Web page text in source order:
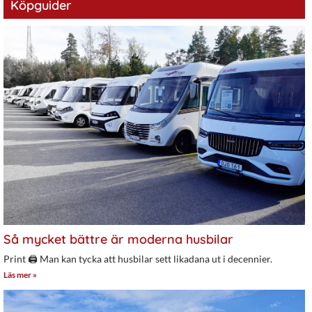
Köpguider
Så mycket bättre är moderna husbilar
Print 🖨 Man kan tycka att husbilar sett likadana ut i decennier.
Läs mer »